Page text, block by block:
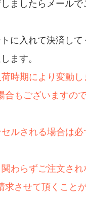
に入れて決済して
ます。
時期により変動
合もございますの
ルされる場合は
わらずご注文され
求させて頂くこと